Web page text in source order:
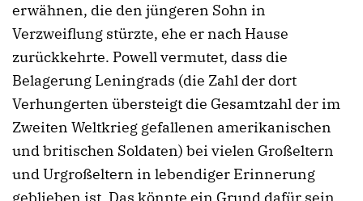
erwähnen, die den jüngeren Sohn in
Verzweiflung stürzte, ehe er nach Hause
zurückkehrte. Powell vermutet, dass die
Belagerung Leningrads (die Zahl der dort
Verhungerten übersteigt die Gesamtzahl der im
Zweiten Weltkrieg gefallenen amerikanischen
und britischen Soldaten) bei vielen Großeltern
und Urgroßeltern in lebendiger Erinnerung